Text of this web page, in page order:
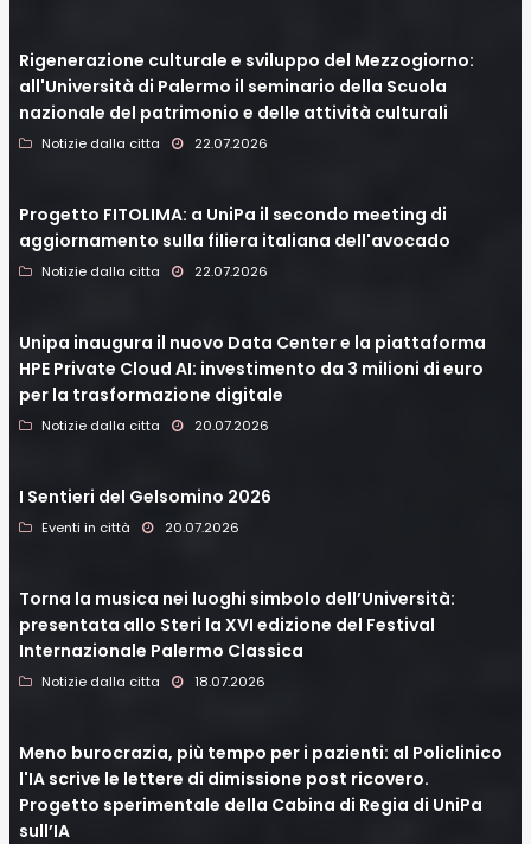
Rigenerazione culturale e sviluppo del Mezzogiorno:
all'Università di Palermo il seminario della Scuola
nazionale del patrimonio e delle attività culturali
Notizie dalla citta 22.07.2026
Progetto FITOLIMA: a UniPa il secondo meeting di
aggiornamento sulla filiera italiana dell'avocado
Notizie dalla citta 22.07.2026
Unipa inaugura il nuovo Data Center e la piattaforma
HPE Private Cloud AI: investimento da 3 milioni di euro
per la trasformazione digitale
Notizie dalla citta 20.07.2026
I Sentieri del Gelsomino 2026
Eventi in città 20.07.2026
Torna la musica nei luoghi simbolo dell’Università:
presentata allo Steri la XVI edizione del Festival
Internazionale Palermo Classica
Notizie dalla citta 18.07.2026
Meno burocrazia, più tempo per i pazienti: al Policlinico
l'IA scrive le lettere di dimissione post ricovero.
Progetto sperimentale della Cabina di Regia di UniPa
sull’IA